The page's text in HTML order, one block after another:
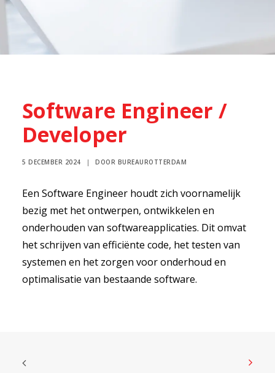
Software Engineer /
Developer
5 DECEMBER 2024 | DOOR BUREAUROTTERDAM
Een Software Engineer houdt zich voornamelijk
bezig met het ontwerpen, ontwikkelen en
onderhouden van softwareapplicaties. Dit omvat
het schrijven van efficiënte code, het testen van
systemen en het zorgen voor onderhoud en
optimalisatie van bestaande software.